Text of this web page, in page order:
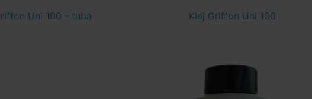
Uni 100 - tuba Klej Griffon Uni 100